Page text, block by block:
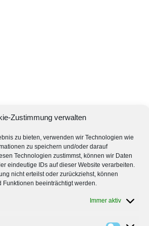
Zustimmung verwalten
zu bieten, verwenden wir Technologien wie
zu speichern und/oder darauf
Technologien zustimmst, können wir Daten
eindeutige IDs auf dieser Website verarbeiten.
nicht erteilst oder zurückziehst, können
Funktionen beeinträchtigt werden.
Immer aktiv